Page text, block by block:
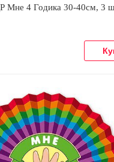
Мне 4 Годика 30-40см, 3